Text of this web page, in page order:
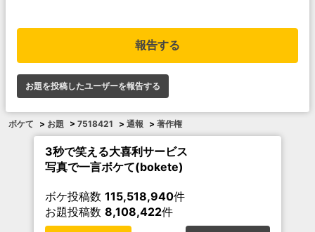
報告する
お題を投稿したユーザーを報告する
ボケて > お題 > 7518421 > 通報 > 著作権
3秒で笑える大喜利サービス
写真で一言ボケて(bokete)
ボケ投稿数 115,518,940件
お題投稿数 8,108,422件